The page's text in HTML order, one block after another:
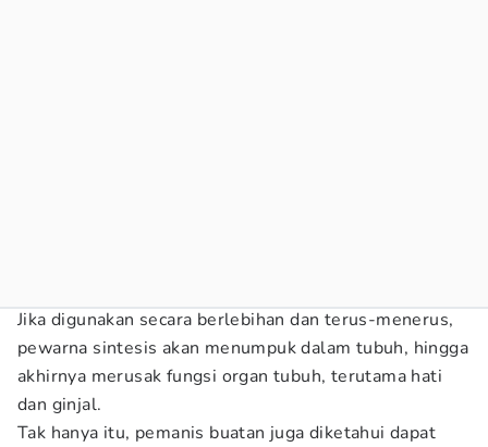
Jika digunakan secara berlebihan dan terus-menerus,
pewarna sintesis akan menumpuk dalam tubuh, hingga
akhirnya merusak fungsi organ tubuh, terutama hati
dan ginjal.
Tak hanya itu, pemanis buatan juga diketahui dapat